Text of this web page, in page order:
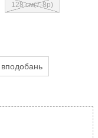
128 см(7-8р)